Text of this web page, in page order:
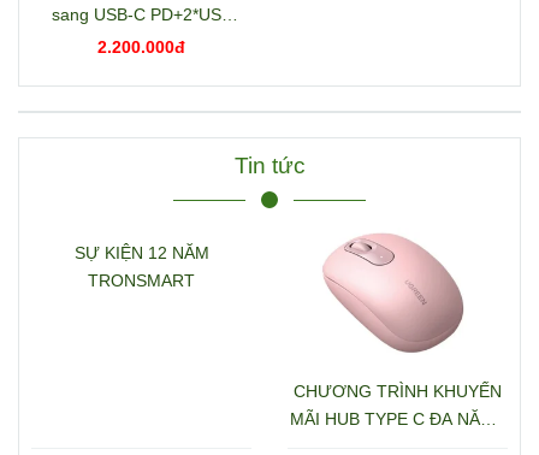
sang USB-C PD+2*USB
3.2+USB-C 3.2+2*USB
2.200.000đ
Tin tức
SỰ KIỆN 12 NĂM
TRONSMART
CHƯƠNG TRÌNH KHUYẾN
MÃI HUB TYPE C ĐA NĂNG